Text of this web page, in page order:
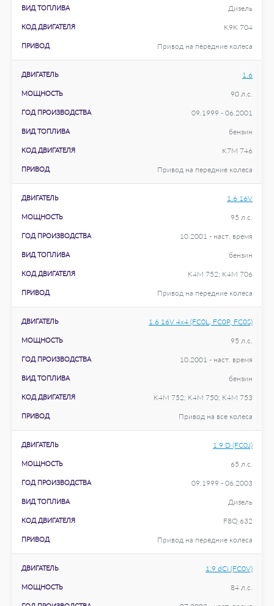
ВИД ТОПЛИВА Дизель
КОД ДВИГАТЕЛЯ K9K 704
ПРИВОД Привод на передние колеса
ДВИГАТЕЛЬ 1.6
МОЩНОСТЬ 90 л.с.
ГОД ПРОИЗВОДСТВА 09.1999 - 06.2001
ВИД ТОПЛИВА бензин
КОД ДВИГАТЕЛЯ K7M 746
ПРИВОД Привод на передние колеса
ДВИГАТЕЛЬ 1.6 16V
МОЩНОСТЬ 95 л.с.
ГОД ПРОИЗВОДСТВА 10.2001 - наст. время
ВИД ТОПЛИВА бензин
КОД ДВИГАТЕЛЯ K4M 752; K4M 706
ПРИВОД Привод на передние колеса
ДВИГАТЕЛЬ 1.6 16V 4x4 (FC0L, FC0P, FC0S)
МОЩНОСТЬ 95 л.с.
ГОД ПРОИЗВОДСТВА 10.2001 - наст. время
ВИД ТОПЛИВА бензин
КОД ДВИГАТЕЛЯ K4M 752; K4M 750; K4M 753
ПРИВОД Привод на все колеса
ДВИГАТЕЛЬ 1.9 D (FC0J)
МОЩНОСТЬ 65 л.с.
ГОД ПРОИЗВОДСТВА 09.1999 - 06.2003
ВИД ТОПЛИВА Дизель
КОД ДВИГАТЕЛЯ F8Q 632
ПРИВОД Привод на передние колеса
ДВИГАТЕЛЬ 1.9 dCi (FC0V)
МОЩНОСТЬ 84 л.с.